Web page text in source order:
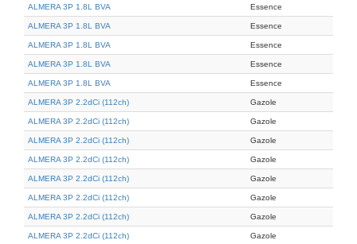
ALMERA 3P 1.8L BVA Essence
ALMERA 3P 1.8L BVA Essence
ALMERA 3P 1.8L BVA Essence
ALMERA 3P 1.8L BVA Essence
ALMERA 3P 1.8L BVA Essence
ALMERA 3P 2.2dCi (112ch) Gazole
ALMERA 3P 2.2dCi (112ch) Gazole
ALMERA 3P 2.2dCi (112ch) Gazole
ALMERA 3P 2.2dCi (112ch) Gazole
ALMERA 3P 2.2dCi (112ch) Gazole
ALMERA 3P 2.2dCi (112ch) Gazole
ALMERA 3P 2.2dCi (112ch) Gazole
ALMERA 3P 2.2dCi (112ch) Gazole